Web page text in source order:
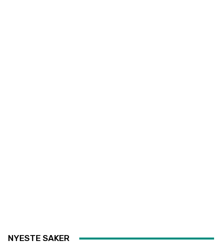
NYESTE SAKER